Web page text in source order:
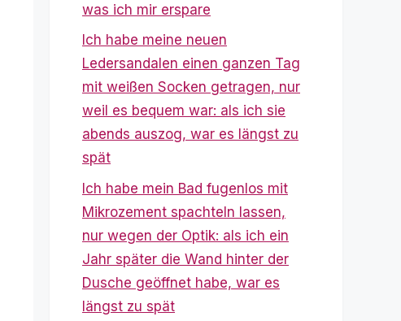
was ich mir erspare
Ich habe meine neuen
Ledersandalen einen ganzen Tag
mit weißen Socken getragen, nur
weil es bequem war: als ich sie
abends auszog, war es längst zu
spät
Ich habe mein Bad fugenlos mit
Mikrozement spachteln lassen,
nur wegen der Optik: als ich ein
Jahr später die Wand hinter der
Dusche geöffnet habe, war es
längst zu spät